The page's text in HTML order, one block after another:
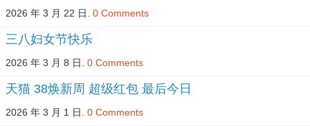
2026 年 3 月 22 日. 0 Comments
三八妇女节快乐
2026 年 3 月 8 日. 0 Comments
天猫 38焕新周 超级红包 最后今日
2026 年 3 月 1 日. 0 Comments